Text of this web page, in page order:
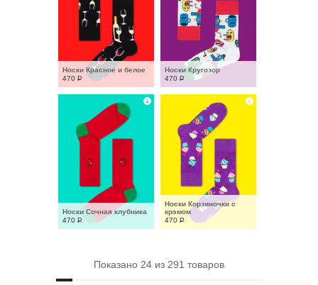
Носки Красное и белое
470 Р
Носки Кругозор
470 Р
Носки Сочная клубника
470 Р
Носки Корзиночки с
крэмом
470 Р
Показано 24 из 291 товаров